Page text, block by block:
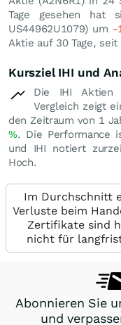
Tage gesehen hat
US44962U1079) um -
Aktie auf 30 Tage,
Kursziel IHI und
Die IHI Aktien
Vergleich zeigt
den Zeitraum von 1
%. Die Performance
und IHI notiert
Hoch.
Im Durchschnitt
Verluste beim
Zertifikate sind
nicht für
Abonnieren Sie
und